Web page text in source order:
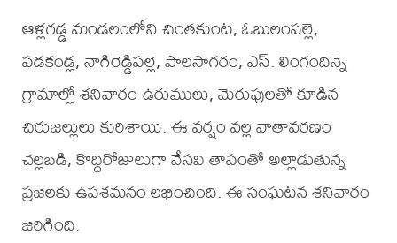
ఆళ్లగడ్డ మండలంలోని చింతకుంట, ఓబులంపల్లె,
పడకండ్ల, నాగిరెడ్డిపల్లె, పాలసాగరం, ఎస్. లింగందిన్నె
గ్రామాల్లో శనివారం ఉరుములు, మెరుపులతో కూడిన
చిరుజల్లులు కురిశాయి. ఈ వర్షం వల్ల వాతావరణం
చల్లబడి, కొద్దిరోజులుగా వేసవి తాపంతో అల్లాడుతున్న
ప్రజలకు ఉపశమనం లభించింది. ఈ సంఘటన శనివారం
జరిగింది.